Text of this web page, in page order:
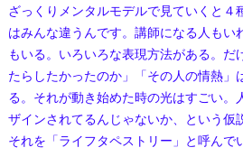
ざっくりメンタルモデルで見ていくと４
はみんな違うんです。講師になる人もい
もいる。いろいろな表現方法がある。だ
たらしたかったのか」「その人の情熱」
る。それが動き始めた時の光はすごい。
ザインされてるんじゃないか、という仮
それを「ライフタペストリー」と呼んで